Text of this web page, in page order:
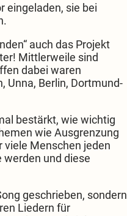
eingeladen, sie bei
auch das Projekt
Mittlerweile sind
dabei waren
Unna, Berlin, Dortmund-
bestärkt, wie wichtig
wie Ausgrenzung
viele Menschen jeden
und diese
geschrieben, sondern
Liedern für